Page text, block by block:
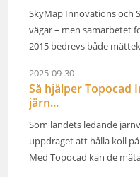
SkyMap Innovations och
vägar – men samarbetet
2015 bedrevs både
2025-09-30
Så hjälper Topocad
järn...
Som landets ledande
uppdraget att hålla koll
Med Topocad kan de